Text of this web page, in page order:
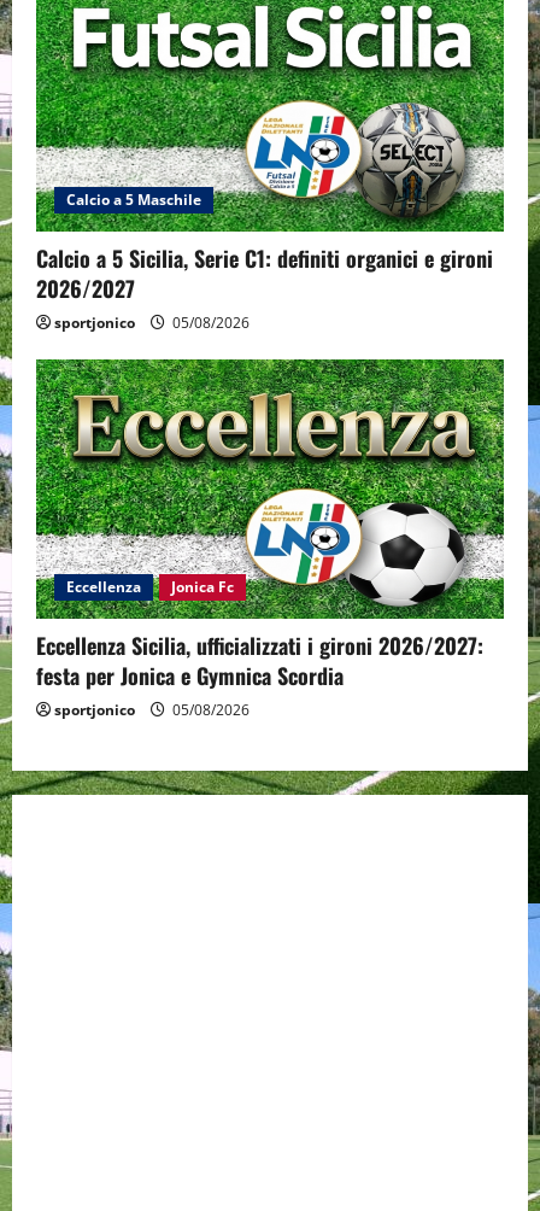
Calcio a 5 Maschile
Calcio a 5 Sicilia, Serie C1: definiti organici e gironi
2026/2027
sportjonico 05/08/2026
Eccellenza Jonica Fc
Eccellenza Sicilia, ufficializzati i gironi 2026/2027:
festa per Jonica e Gymnica Scordia
sportjonico 05/08/2026